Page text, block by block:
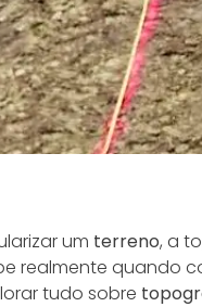
um terreno, a
realmente quando
tudo sobre